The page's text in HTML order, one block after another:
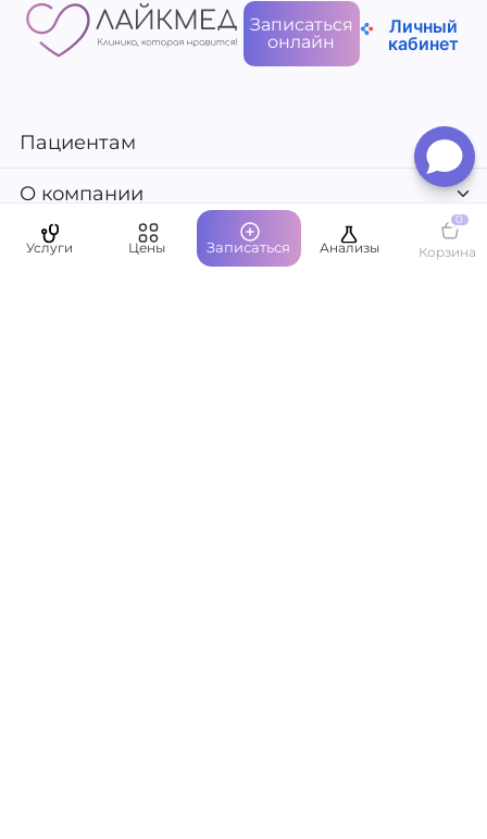
Записаться
онлайн
Личный
кабинет
Пациентам
О компании
Услуги Цены Записаться Анализы
0
Корзина